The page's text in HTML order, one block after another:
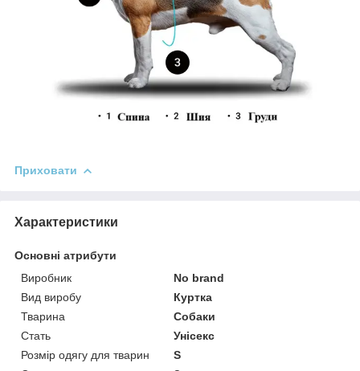
Приховати
Характеристики
Основні атрибути
Виробник
No brand
Вид виробу
Куртка
Тварина
Собаки
Стать
Унісекс
Розмір одягу для тварин
S